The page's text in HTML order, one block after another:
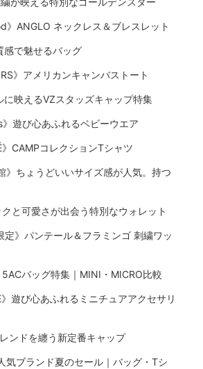
》ANGLO ネックレス＆ブレスレット
感で魅せるバッグ
》アメリカンキャンバストート
に映えるVZスタッズキャップ特集
遊び心あふれるベビーウエア
》CAMPコレクションTシャツ
》ちょうどいいサイズ感が人気。持つ
クと可愛さが出会う特別なウォレット
定》パンテール＆フラミンゴ 刺繍ワッ
5ACバッグ特集｜MINI・MICRO比較
》遊び心あふれるミニチュアアクセサリ
ンドを纏う新定番キャップ
気ブランド夏のセール｜バッグ・Tシ